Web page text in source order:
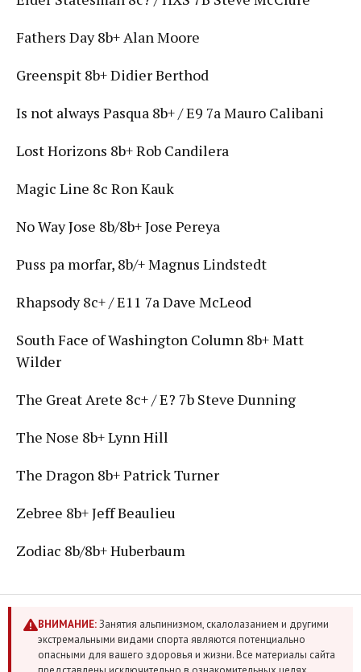
Fathers Day 8b+ Alan Moore
Greenspit 8b+ Didier Berthod
Is not always Pasqua 8b+ / E9 7a Mauro Calibani
Lost Horizons 8b+ Rob Candilera
Magic Line 8c Ron Kauk
No Way Jose 8b/8b+ Jose Pereya
Puss pa morfar, 8b/+ Magnus Lindstedt
Rhapsody 8c+ / E11 7a Dave McLeod
South Face of Washington Column 8b+ Matt
Wilder
The Great Arete 8c+ / E? 7b Steve Dunning
The Nose 8b+ Lynn Hill
The Dragon 8b+ Patrick Turner
Zebree 8b+ Jeff Beaulieu
Zodiac 8b/8b+ Huberbaum
ВНИМАНИЕ:Занятия альпинизмом, скалолазанием и другими
экстремальными видами спорта являются потенциально
опасными для вашего здоровья и жизни. Все материалы сайта